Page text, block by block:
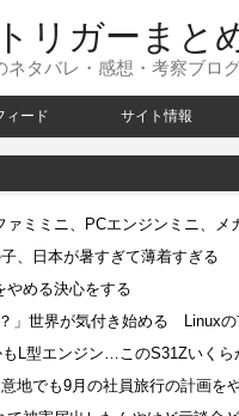
リガーまと
ネタバレ・感想・考察ブロ
ィード サイト情報